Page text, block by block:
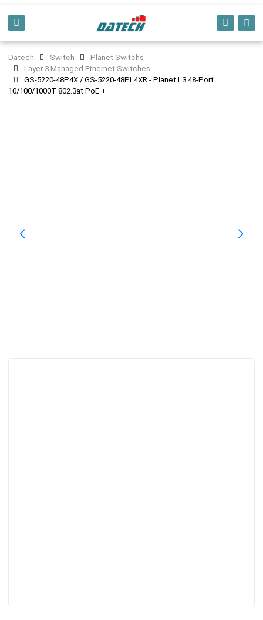
Datech Switch
Planet Switchs
Layer 3 Managed Ethernet Switches
GS-5220-48P4X / GS-5220-48PL4XR - Planet L3 48-Port
10/100/1000T 802.3at PoE +